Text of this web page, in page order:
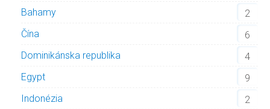
Bahamy
2
Čína
6
Dominikánska republika
4
Egypt
9
Indonézia
2